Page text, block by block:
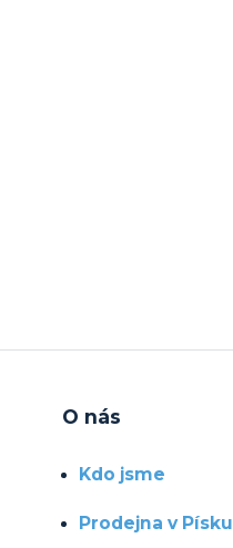
O nás
Kdo jsme
Prodejna v Písku